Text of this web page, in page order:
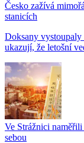
Česko zažívá
stanicích
Doksany vystoupaly
ukazují, že letošní
Ve Strážnici
sebou